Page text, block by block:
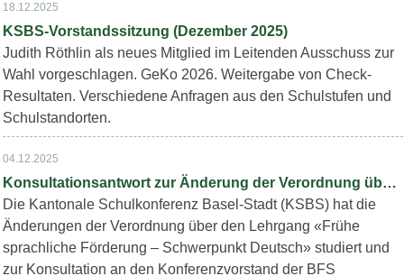
18.12.2025
KSBS-Vorstandssitzung (Dezember 2025)
Judith Röthlin als neues Mitglied im Leitenden Ausschuss zur
Wahl vorgeschlagen. GeKo 2026. Weitergabe von Check-
Resultaten. Verschiedene Anfragen aus den Schulstufen und
Schulstandorten.
04.12.2025
Konsultationsantwort zur Änderung der Verordnung über den Lehrgang «Frühe sprachliche Förderung – Schwerpunkt Deutsch"
Die Kantonale Schulkonferenz Basel-Stadt (KSBS) hat die
Änderungen der Verordnung über den Lehrgang «Frühe
sprachliche Förderung – Schwerpunkt Deutsch» studiert und
zur Konsultation an den Konferenzvorstand der BFS